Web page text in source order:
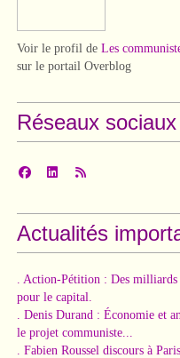
Voir le profil de Les
sur le portail Overblog
Réseaux sociaux
Actualités
. Action-Pétition : Des
pour le capital.
. Denis Durand : Économie et
le projet communiste...
. Fabien Roussel discours à